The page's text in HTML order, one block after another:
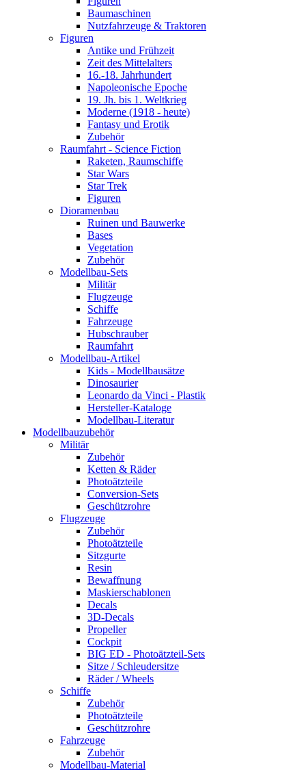
Baumaschinen
Nutzfahrzeuge & Traktoren
Figuren
Antike und Frühzeit
Zeit des Mittelalters
16.-18. Jahrhundert
Napoleonische Epoche
19. Jh. bis 1. Weltkrieg
Moderne (1918 - heute)
Fantasy und Erotik
Zubehör
Raumfahrt - Science Fiction
Raketen, Raumschiffe
Star Wars
Star Trek
Figuren
Dioramenbau
Ruinen und Bauwerke
Bases
Vegetation
Zubehör
Modellbau-Sets
Militär
Flugzeuge
Schiffe
Fahrzeuge
Hubschrauber
Raumfahrt
Modellbau-Artikel
Kids - Modellbausätze
Dinosaurier
Leonardo da Vinci - Plastik
Hersteller-Kataloge
Modellbau-Literatur
Modellbauzubehör
Militär
Zubehör
Ketten & Räder
Photoätzteile
Conversion-Sets
Geschützrohre
Flugzeuge
Zubehör
Photoätzteile
Sitzgurte
Resin
Bewaffnung
Maskierschablonen
Decals
3D-Decals
Propeller
Cockpit
BIG ED - Photoätzteil-Sets
Sitze / Schleudersitze
Räder / Wheels
Schiffe
Zubehör
Photoätzteile
Geschützrohre
Fahrzeuge
Zubehör
Modellbau-Material